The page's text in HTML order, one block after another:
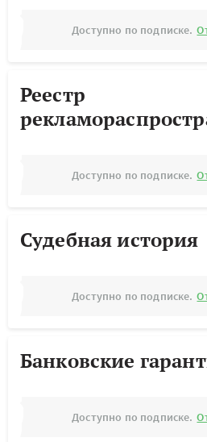
Доступно по подписке.
Реестр
Доступно по подписке.
Судебная история
Доступно по подписке.
Банковские
Доступно по подписке.